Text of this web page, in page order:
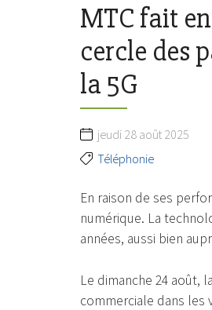
MTC fait
cercle des
la 5G
jeudi 28 août 2025
Téléphonie
En raison de ses
numérique. La
années, aussi bien
Le dimanche 24 août,
commerciale dans les